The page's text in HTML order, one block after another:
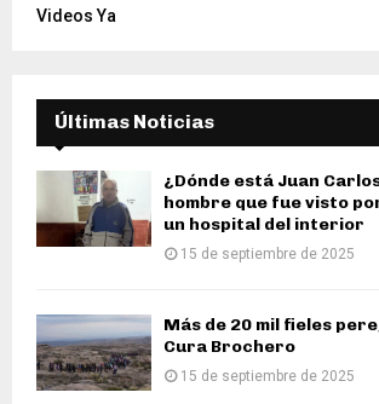
Videos Ya
Últimas Noticias
¿Dónde está Juan
hombre que fue visto
un hospital del interior
15 de septiembre de 2025
Más de 20 mil fieles
Cura Brochero
15 de septiembre de 2025